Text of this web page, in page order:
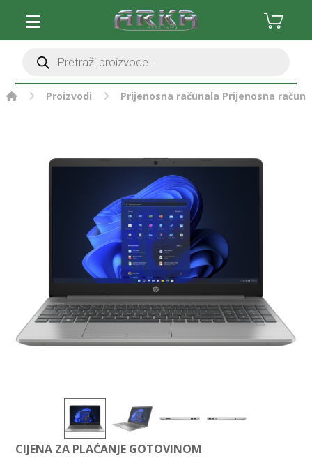
Proizvodi Prijenosna računala Prijenosna
CIJENA ZA PLAĆANJE GOTOVINOM